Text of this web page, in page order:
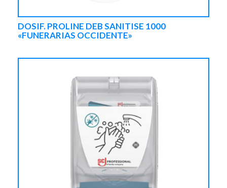
DOSIF. PROLINE DEB SANITISE 1000
«FUNERARIAS OCCIDENTE»